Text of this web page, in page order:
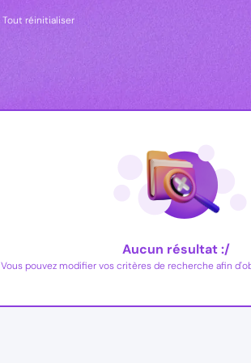
Tout réinitialiser
Aucun résultat :/
Vous pouvez modifier vos critères de recherche afin